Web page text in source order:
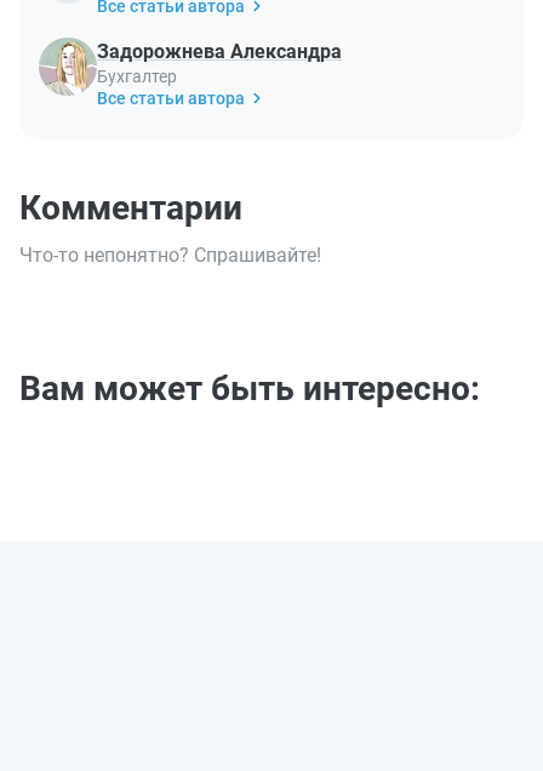
Все статьи автора
Задорожнева Александра
Бухгалтер
Все статьи автора
Комментарии
Что-то непонятно? Спрашивайте!
Вам может быть интересно: